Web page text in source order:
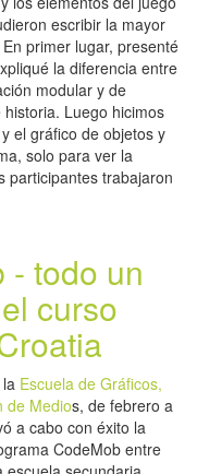
escribir la mayor
primer lugar, presenté
la diferencia entre
modular y de
Luego hicimos
el gráfico de objetos y
solo para ver la
participantes trabajaron
- todo un
curso
Escuela de Gráficos,
de Medios, de febrero a
a cabo con éxito la
CodeMob entre